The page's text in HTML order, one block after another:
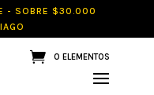
- SOBRE $30.000
0 ELEMENTOS